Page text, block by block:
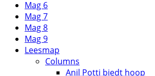
Mag 6
Mag 7
Mag 8
Mag 9
Leesmap
Columns
Anil Potti biedt hoop